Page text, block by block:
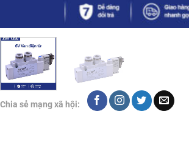
Chia sẻ mạng xã hội: